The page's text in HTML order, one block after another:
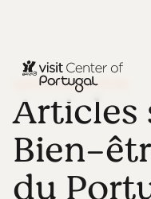
SANTÉ & BIEN-ÊTRE
Articles
Bien-
du